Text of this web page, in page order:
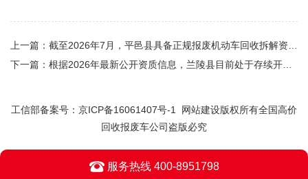
上一篇： 截至2026年7月，平邑县具备正规报废机动车回收拆解资质的企业共有‌2家‌
下一篇： 根据2026年最新公开资质信息，兰陵县目前处于存续开业、具备正规报废机动车回收拆解资质的企业共有‌2家‌
工信部备案号： 京ICP备16061407号-1 网站建设版权所有全国高价
回收报废车公司盗版必究
服务热线 400-8951798